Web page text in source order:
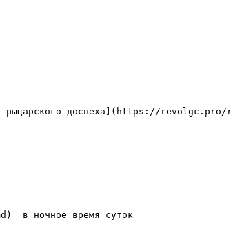
доспеха](https://revolgc.pro/
в ночное время суток